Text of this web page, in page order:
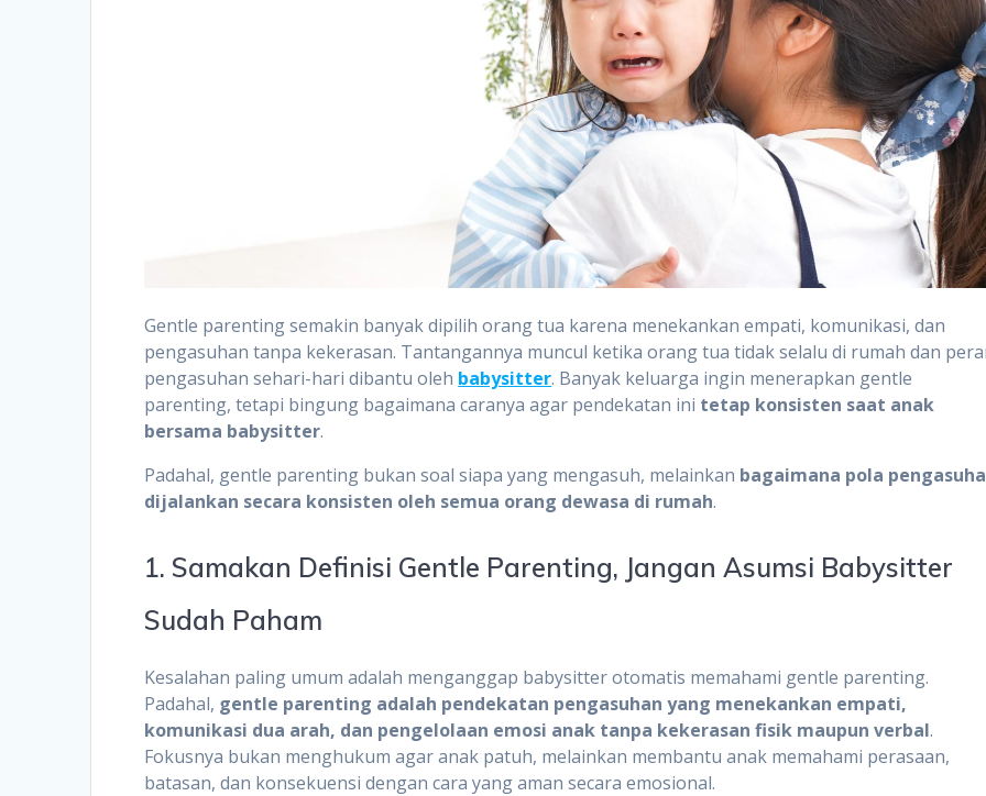
Gentle parenting semakin banyak dipilih orang tua karena menekankan empati, komunikasi, dan
pengasuhan tanpa kekerasan. Tantangannya muncul ketika orang tua tidak selalu di rumah dan
pengasuhan sehari-hari dibantu oleh babysitter. Banyak keluarga ingin menerapkan gentle
parenting, tetapi bingung bagaimana caranya agar pendekatan ini tetap konsisten saat anak
bersama babysitter.
Padahal, gentle parenting bukan soal siapa yang mengasuh, melainkan bagaimana pola
dijalankan secara konsisten oleh semua orang dewasa di rumah.
1. Samakan Definisi Gentle Parenting, Jangan Asumsi Babysitter
Sudah Paham
Kesalahan paling umum adalah menganggap babysitter otomatis memahami gentle parenting.
Padahal, gentle parenting adalah pendekatan pengasuhan yang menekankan empati,
komunikasi dua arah, dan pengelolaan emosi anak tanpa kekerasan fisik maupun verbal.
Fokusnya bukan menghukum agar anak patuh, melainkan membantu anak memahami perasaan,
batasan, dan konsekuensi dengan cara yang aman secara emosional.